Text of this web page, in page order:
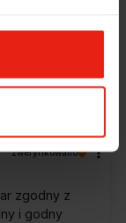
do mnie tak
zweryfikowano
zgodny z
i godny